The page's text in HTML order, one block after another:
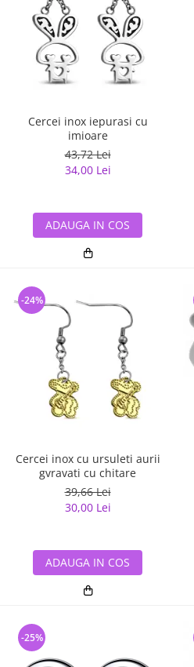
Cercei inox iepurasi cu
imioare
43,72 Lei
34,00 Lei
ADAUGA IN COS
Cercei inox cu ursuleti aurii
gvravati cu chitare
39,66 Lei
30,00 Lei
-24%
ADAUGA IN COS
-25%